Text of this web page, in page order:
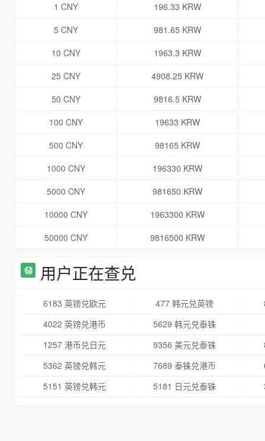
1 CNY
196.33 KRW
5 CNY
981.65 KRW
10 CNY
1963.3 KRW
25 CNY
4908.25 KRW
50 CNY
9816.5 KRW
100 CNY
19633 KRW
500 CNY
98165 KRW
1000 CNY
196330 KRW
5000 CNY
981650 KRW
10000 CNY
1963300 KRW
50000 CNY
9816500 KRW
用户正在查兑
6183 英镑兑欧元 477 韩元兑英镑
4022 英镑兑港币
5629 韩元兑泰铢
1257 港币兑日元
9356 美元兑泰铢
5362 英镑兑韩元
7689 泰铢兑港币
5151 英镑兑韩元
5181 日元兑泰铢